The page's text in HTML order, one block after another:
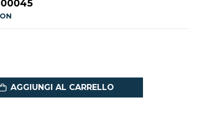
AGGIUNGI AL CARRELLO